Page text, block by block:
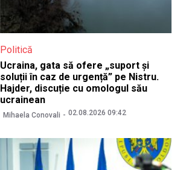
Politică
Ucraina, gata să ofere „suport și
soluții în caz de urgență” pe Nistru.
Hajder, discuție cu omologul său
ucrainean
Mihaela Conovali 02.08.2026 09:42